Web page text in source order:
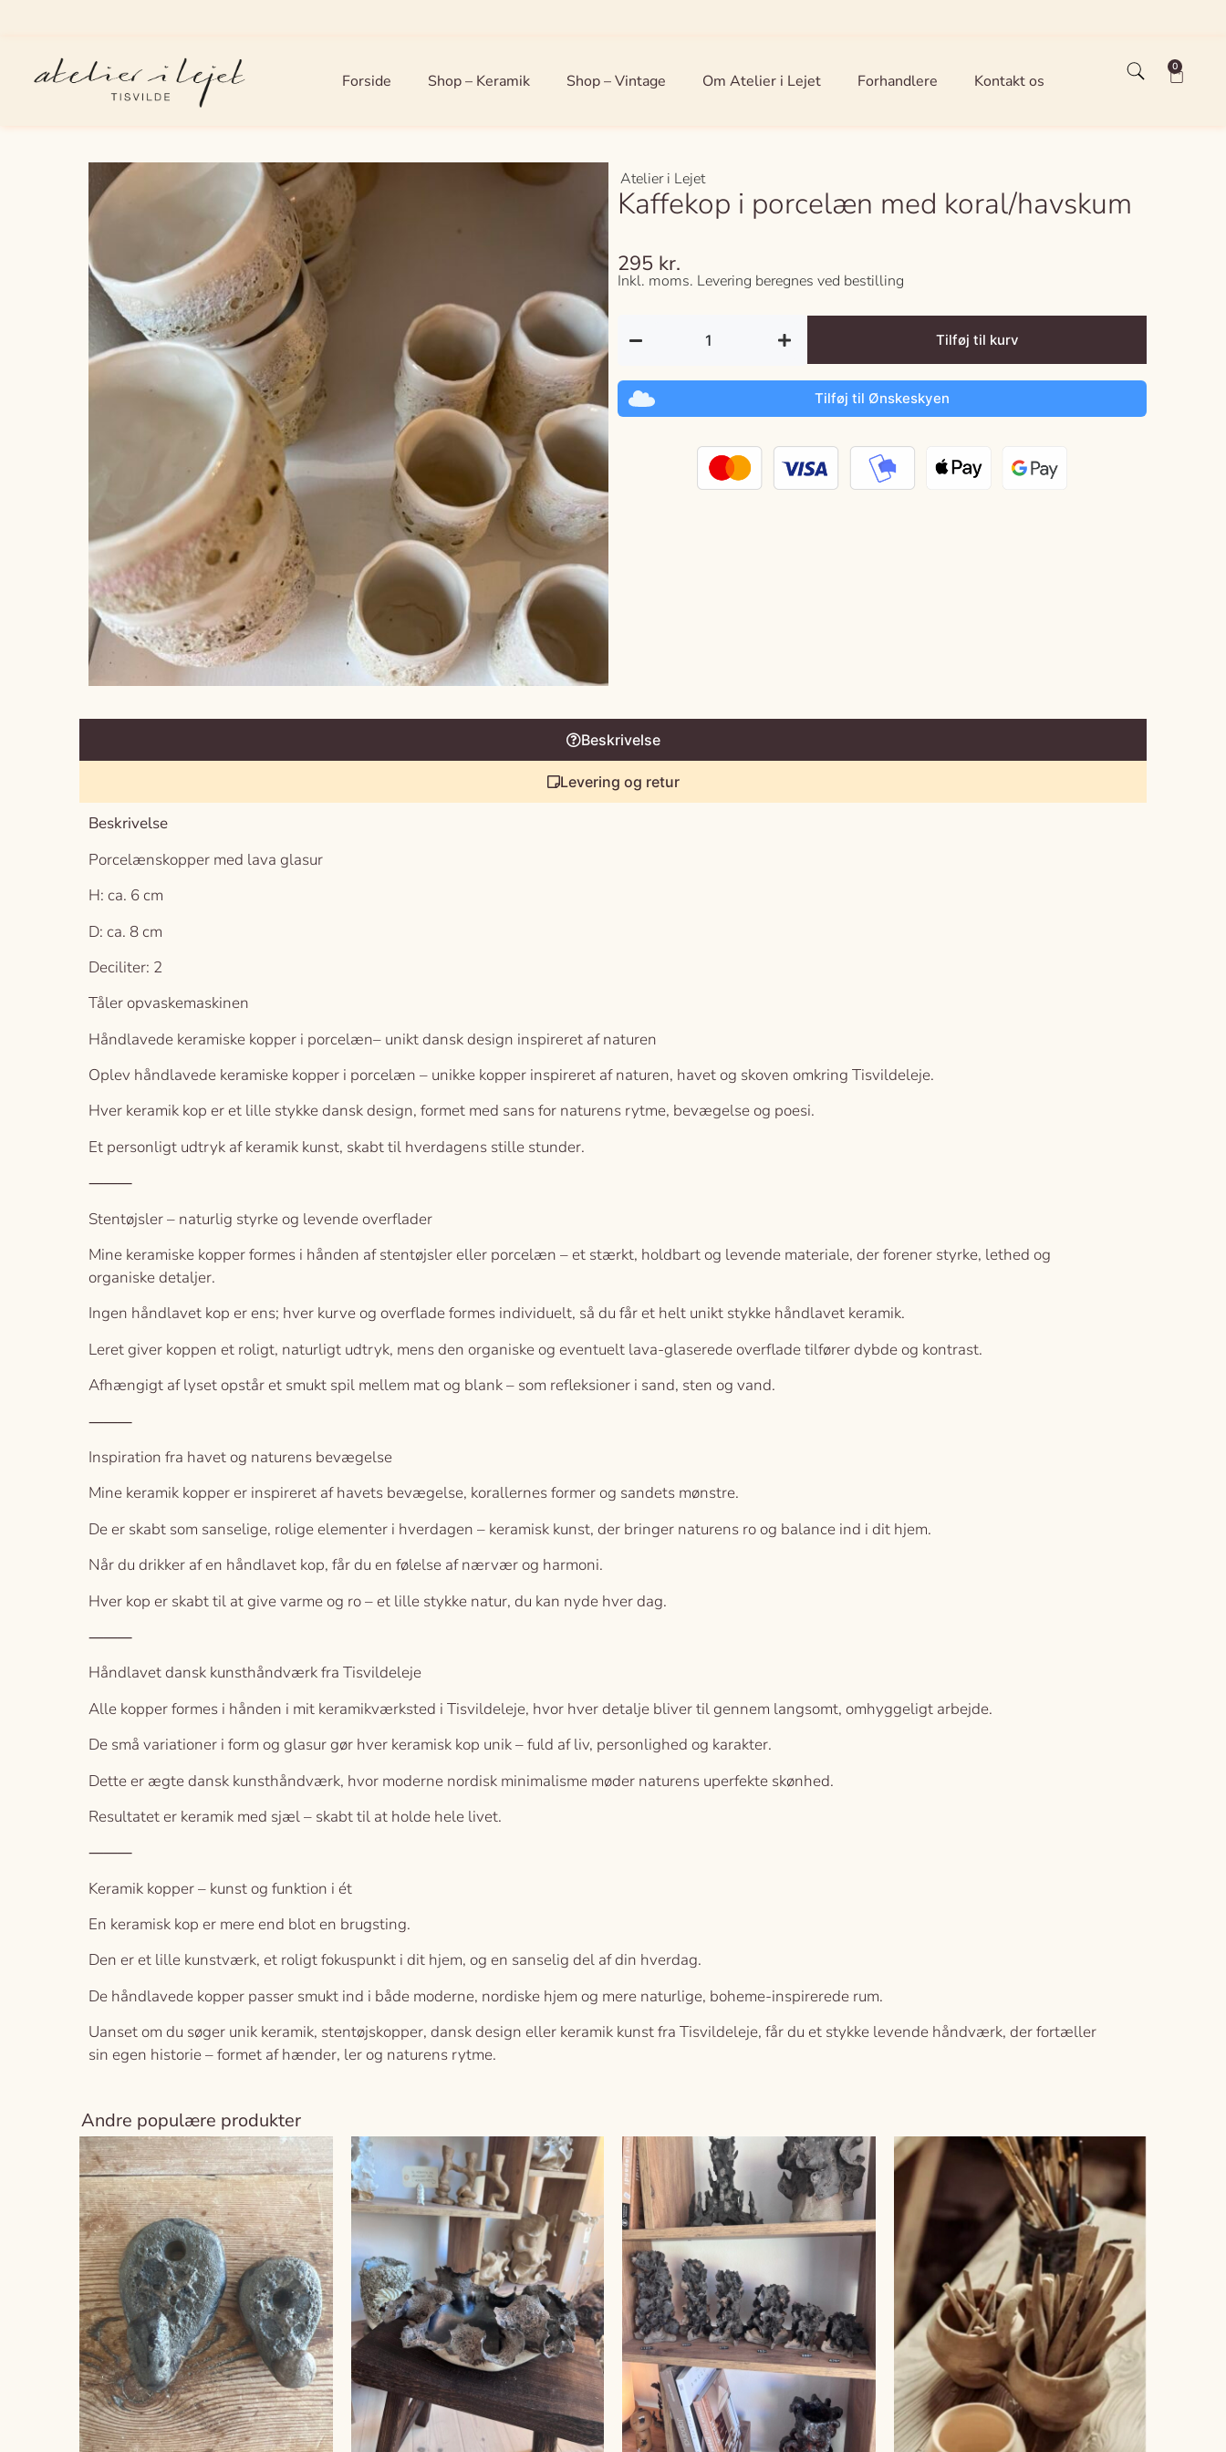
Forside Shop – Keramik Shop – Vintage Om Atelier i Lejet Forhandlere Kontakt os
0
Atelier i Lejet
Kaffekop i porcelæn med koral/havskum
295 kr.
Inkl. moms. Levering beregnes ved bestilling
Tilføj til kurv
Tilføj til Ønskeskyen
Beskrivelse
Levering og retur
Beskrivelse
Porcelænskopper med lava glasur
H: ca. 6 cm
D: ca. 8 cm
Deciliter: 2
Tåler opvaskemaskinen
Håndlavede keramiske kopper i porcelæn– unikt dansk design inspireret af naturen
Oplev håndlavede keramiske kopper i porcelæn – unikke kopper inspireret af naturen, havet og skoven omkring Tisvildeleje.
Hver keramik kop er et lille stykke dansk design, formet med sans for naturens rytme, bevægelse og poesi.
Et personligt udtryk af keramik kunst, skabt til hverdagens stille stunder.
⸻
Stentøjsler – naturlig styrke og levende overflader
Mine keramiske kopper formes i hånden af stentøjsler eller porcelæn – et stærkt, holdbart og levende materiale, der forener styrke, lethed og
organiske detaljer.
Ingen håndlavet kop er ens; hver kurve og overflade formes individuelt, så du får et helt unikt stykke håndlavet keramik.
Leret giver koppen et roligt, naturligt udtryk, mens den organiske og eventuelt lava-glaserede overflade tilfører dybde og kontrast.
Afhængigt af lyset opstår et smukt spil mellem mat og blank – som refleksioner i sand, sten og vand.
⸻
Inspiration fra havet og naturens bevægelse
Mine keramik kopper er inspireret af havets bevægelse, korallernes former og sandets mønstre.
De er skabt som sanselige, rolige elementer i hverdagen – keramisk kunst, der bringer naturens ro og balance ind i dit hjem.
Når du drikker af en håndlavet kop, får du en følelse af nærvær og harmoni.
Hver kop er skabt til at give varme og ro – et lille stykke natur, du kan nyde hver dag.
⸻
Håndlavet dansk kunsthåndværk fra Tisvildeleje
Alle kopper formes i hånden i mit keramikværksted i Tisvildeleje, hvor hver detalje bliver til gennem langsomt, omhyggeligt arbejde.
De små variationer i form og glasur gør hver keramisk kop unik – fuld af liv, personlighed og karakter.
Dette er ægte dansk kunsthåndværk, hvor moderne nordisk minimalisme møder naturens uperfekte skønhed.
Resultatet er keramik med sjæl – skabt til at holde hele livet.
⸻
Keramik kopper – kunst og funktion i ét
En keramisk kop er mere end blot en brugsting.
Den er et lille kunstværk, et roligt fokuspunkt i dit hjem, og en sanselig del af din hverdag.
De håndlavede kopper passer smukt ind i både moderne, nordiske hjem og mere naturlige, boheme-inspirerede rum.
Uanset om du søger unik keramik, stentøjskopper, dansk design eller keramik kunst fra Tisvildeleje, får du et stykke levende håndværk, der fortæller
sin egen historie – formet af hænder, ler og naturens rytme.
Andre populære produkter